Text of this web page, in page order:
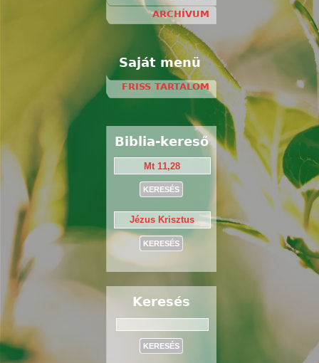
ARCHÍVUM
Saját menü
FRISS TARTALOM
Biblia-kereső
Keresés